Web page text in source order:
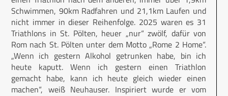
Schwimmen, 90km Radfahren und 21,1km Laufen und
nicht immer in dieser Reihenfolge. 2025 waren es 31
Triathlons in St. Pölten, heuer „nur“ zwölf, dafür von
Rom nach St. Pölten unter dem Motto „Rome 2 Home“.
„Wenn ich gestern Alkohol getrunken habe, bin ich
heute kaputt. Wenn ich gestern einen Triathlon
gemacht habe, kann ich heute gleich wieder einen
machen“, weiß Neuhauser. Inspiriert wurde er vom